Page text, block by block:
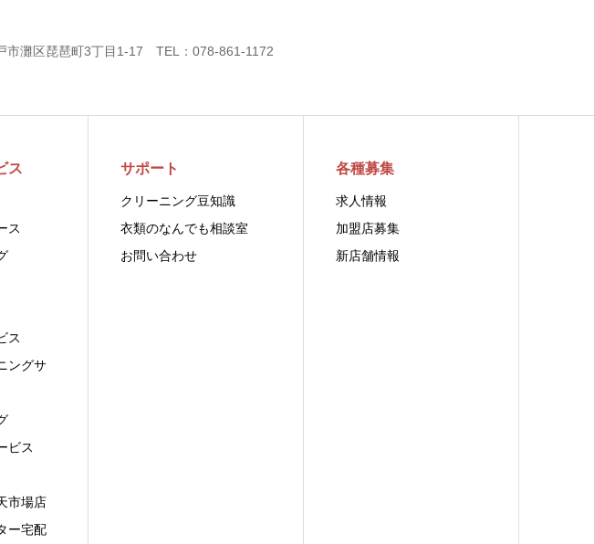
市灘区琵琶町3丁目1-17 TEL：078-861-1172
ス
ス
ス
ングサ
ビス
市場店
ー宅配
サポート
クリーニング豆知識
衣類のなんでも相談室
お問い合わせ
各種募集
求人情報
加盟店募集
新店舗情報